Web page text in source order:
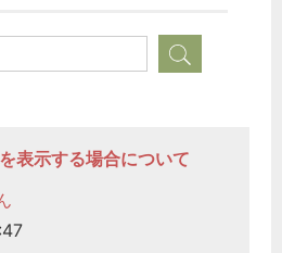
表示する場合について